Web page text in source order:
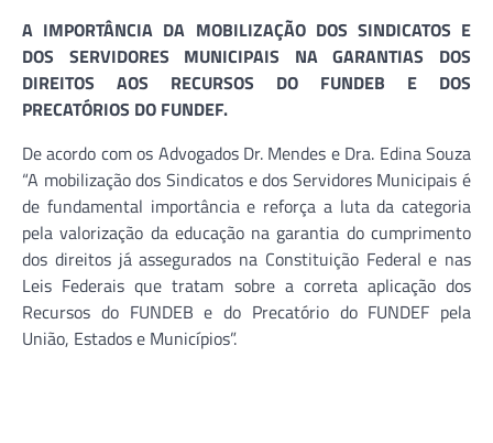
A IMPORTÂNCIA DA MOBILIZAÇÃO DOS SINDICATOS E
DOS SERVIDORES MUNICIPAIS NA GARANTIAS DOS
DIREITOS AOS RECURSOS DO FUNDEB E DOS
PRECATÓRIOS DO FUNDEF.
De acordo com os Advogados Dr. Mendes e Dra. Edina Souza
“A mobilização dos Sindicatos e dos Servidores Municipais é
de fundamental importância e reforça a luta da categoria
pela valorização da educação na garantia do cumprimento
dos direitos já assegurados na Constituição Federal e nas
Leis Federais que tratam sobre a correta aplicação dos
Recursos do FUNDEB e do Precatório do FUNDEF pela
União, Estados e Municípios”.